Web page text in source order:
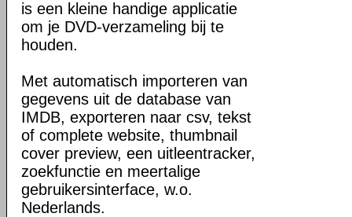
is een kleine handige applicatie
om je DVD-verzameling bij te
houden.
Met automatisch importeren van
gegevens uit de database van
IMDB, exporteren naar csv, tekst
of complete website, thumbnail
cover preview, een uitleentracker,
zoekfunctie en meertalige
gebruikersinterface, w.o.
Nederlands.